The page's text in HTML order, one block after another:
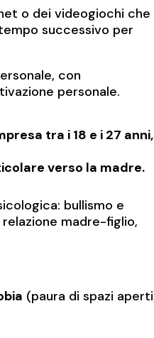
o dei videogiochi che
successivo per
con
personale.
tra i 18 e i 27 anni,
verso la madre.
bullismo e
madre-figlio,
(paura di spazi